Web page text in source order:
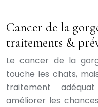
Cancer de la
traitements &
Le cancer de la
touche les chats,
traitement
améliorer les